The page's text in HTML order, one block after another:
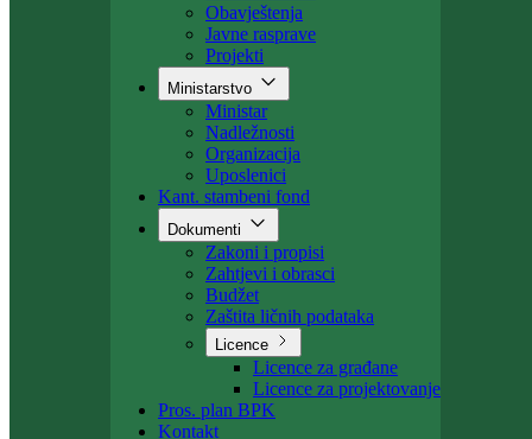
Sve vijesti
Konkursi i oglasi
Javne nabavke
Obavještenja
Javne rasprave
Projekti
Ministarstvo
Ministar
Nadležnosti
Organizacija
Uposlenici
Kant. stambeni fond
Dokumenti
Zakoni i propisi
Zahtjevi i obrasci
Budžet
Zaštita ličnih podataka
Licence